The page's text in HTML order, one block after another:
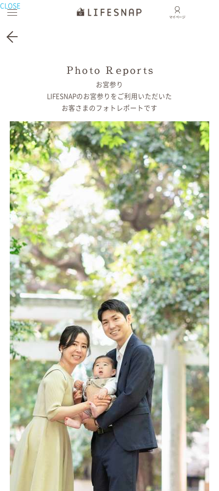
お宮参りの出張撮影
井草八幡宮／東京都／杉並区
CLOSE
Photo Reports
お宮参り
LIFESNAPの お宮参りをご利用いただいた
お客さまの フォトレポートです